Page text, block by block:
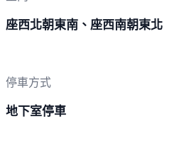
座西北朝東南、座西南朝東北
停車方式
地下室停車